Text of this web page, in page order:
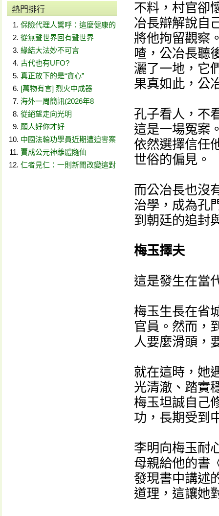
熱門排行
保險代理人驚呼：這麼健康的
從無聲世界回有聲世界
緣結大法妙不可言
古代也有UFO?
真正放下的是“貪心”
[萬物有言] 烈火中成器
海外一周簡訊(2026年8
從絕望走向光明
願人好你才好
中國法輪功學員近期遭迫害案
賈成公元神離體隨仙
仁者見仁：一則新聞改變這對
不料，村官卻
冶長辯解說自
將他拘留觀察
喳，公冶長聽
灑了一地，它
果真如此，公
孔子看人，不
這是一場冤案
依然選擇信任
世俗的偏見。
而公冶長也沒
治學，成為孔
到朝廷的追封
梅玉擇夫
這是發生在當
梅玉生長在省
官員。然而，
人要麼滑頭，
就在這時，她
光清澈、踏實
梅玉坦誠自己
功，長期受到
李明向梅玉耐
母親給他的書
發現書中講述
道理，這讓她